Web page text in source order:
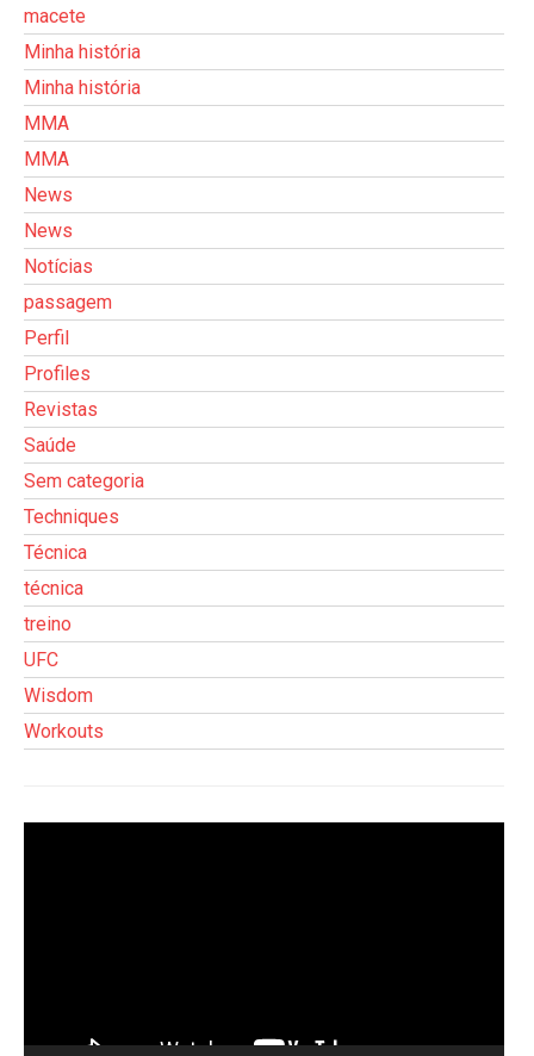
macete
Minha história
Minha história
MMA
MMA
News
News
Notícias
passagem
Perfil
Profiles
Revistas
Saúde
Sem categoria
Techniques
Técnica
técnica
treino
UFC
Wisdom
Workouts